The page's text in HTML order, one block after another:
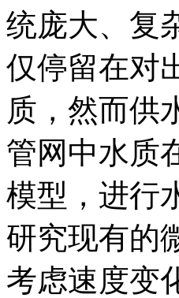
统庞大、复
仅停留在对
质，然而供
管网中水质
模型，进行
研究现有的
考虑速度变